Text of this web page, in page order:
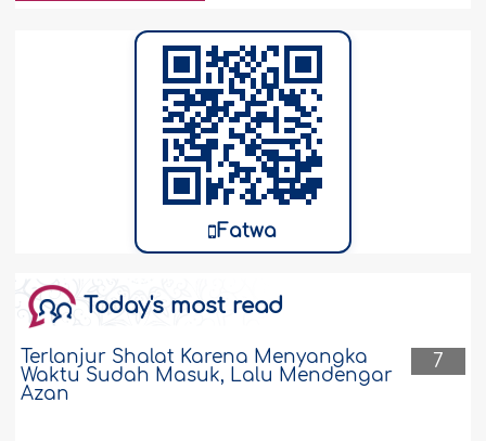
Fatwa
Today's most read
7
Terlanjur Shalat Karena Menyangka
Waktu Sudah Masuk, Lalu Mendengar
Azan